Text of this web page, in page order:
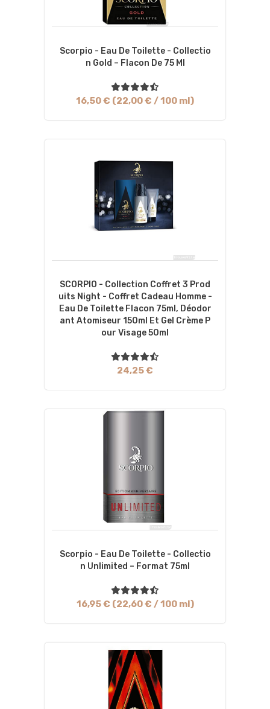
Scorpio - Eau De Toilette - Collectio
N Gold – Flacon De 75 Ml
16,50 € (22,00 € / 100 ml)
SCORPIO - Collection Coffret 3 Prod
Uits Night - Coffret Cadeau Homme -
Eau De Toilette Flacon 75ml, Déodor
Ant Atomiseur 150ml Et Gel Crème P
Our Visage 50ml
24,25 €
Scorpio - Eau De Toilette - Collectio
N Unlimited – Format 75ml
16,95 € (22,60 € / 100 ml)